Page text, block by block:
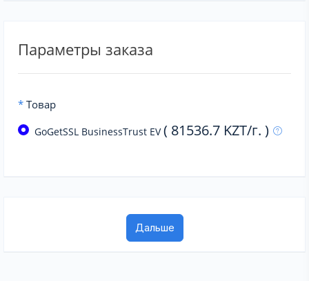
Параметры заказа
* Товар
GoGetSSL BusinessTrust EV( 81536.7 KZT/г. )